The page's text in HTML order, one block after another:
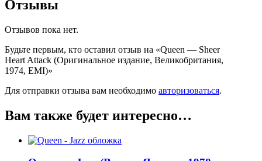
Отзывы
Отзывов пока нет.
Будьте первым, кто оставил отзыв на «Queen — Sheer
Heart Attack (Оригинальное издание, Великобритания,
1974, EMI)»
Для отправки отзыва вам необходимо авторизоваться.
Вам также будет интересно…